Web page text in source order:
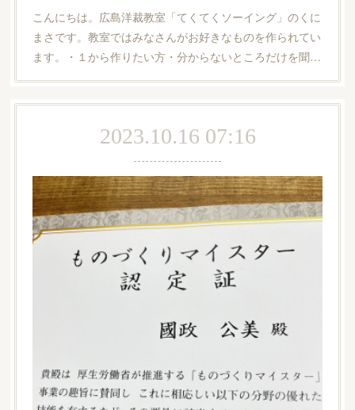
こんにちは。広島洋裁教室「てくてくソーイング」のくに
まさです。教室ではみなさんがお好きなものを作られてい
ます。・１から作りたい方・分からないところだけを聞…
2023.10.16 07:16